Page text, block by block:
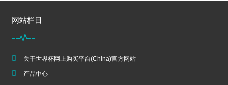
网站栏目
关于世界杯网上购买平台(China)官方网站
产品中心